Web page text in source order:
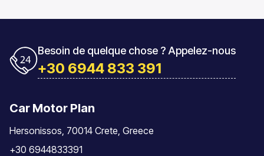
Besoin de quelque chose ? Appelez-nous
+30 6944 833 391
Car Motor Plan
Hersonissos, 70014 Crete, Greece
+30 6944833391